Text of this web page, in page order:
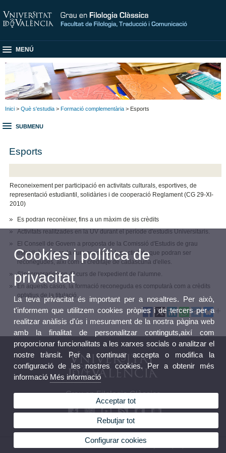
MENÚ
Inici > Què s'estudia > Formació complementària > Esports
SUBMENU
Esports
Reconeixement per participació en activitats culturals, esportives, de
representació estudiantil, solidàries i de cooperació Reglament (CG 29-XI-
2010)
Es podran reconèixer, fins a un màxim de sis crèdits
Activitats realitzades en la UV durant el període d'estudis Universitaris.
El Consell de Govern a proposta de la Comissió d'Estudis de grau
establirà per a cada curs acadèmic les activitats que podran ser
reconegudes, així com el creditaje de cadascuna d'elles.
S'incorporarien en 4º curs de l'expedient de l'alumne.
En aquests casos, la formació reconeguda es computarà com a crèdits
optatius de la titulació.
Grau en Filologia Clàssica
© 2026 UV. - Av. Blasco Ibáñez, 32. 46010 València. Espanya. Tel. (+34) 96 386 42 54
Cookies i política de
privacitat
La teva privacitat és important per a nosaltres. Per això,
t'informem que utilitzem cookies pròpies i de tercers per a
realitzar anàlisis d'ús i mesurament de la nostra pàgina web
amb la finalitat de personalitzar continguts,així com
proporcionar funcionalitats a les xarxes socials o analitzar el
nostre trànsit. Per a continuar accepta o modifica la
configuració de les nostres cookies. Per a obtenir més
informació Més informació
Acceptar tot
Rebutjar tot
Configurar cookies